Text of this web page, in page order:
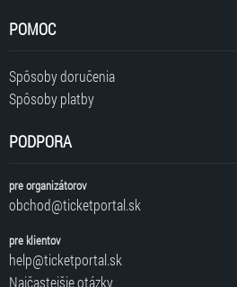
POMOC
Spôsoby doručenia
Spôsoby platby
PODPORA
pre organizátorov
obchod@ticketportal.sk
pre klientov
help@ticketportal.sk
Najčastejšie otázky